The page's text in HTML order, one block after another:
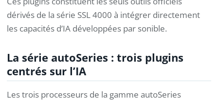
dérivés de la série SSL 4000 à intégrer directement
les capacités d’IA développées par sonible.
La série autoSeries : trois plugins
centrés sur l’IA
Les trois processeurs de la gamme autoSeries